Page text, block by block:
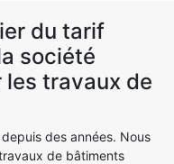
du tarif
société
les travaux de
des années. Nous
de bâtiments